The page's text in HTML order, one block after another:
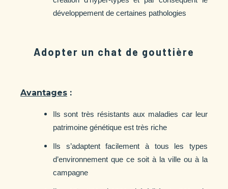
développement de certaines pathologies
Adopter un chat de gouttière
Avantages :
Ils sont très résistants aux maladies car leur
patrimoine génétique est très riche
Ils s’adaptent facilement à tous les types
d’environnement que ce soit à la ville ou à la
campagne